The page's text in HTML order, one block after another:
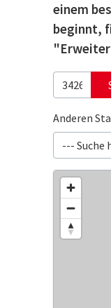
einem
beginnt,
Anderen